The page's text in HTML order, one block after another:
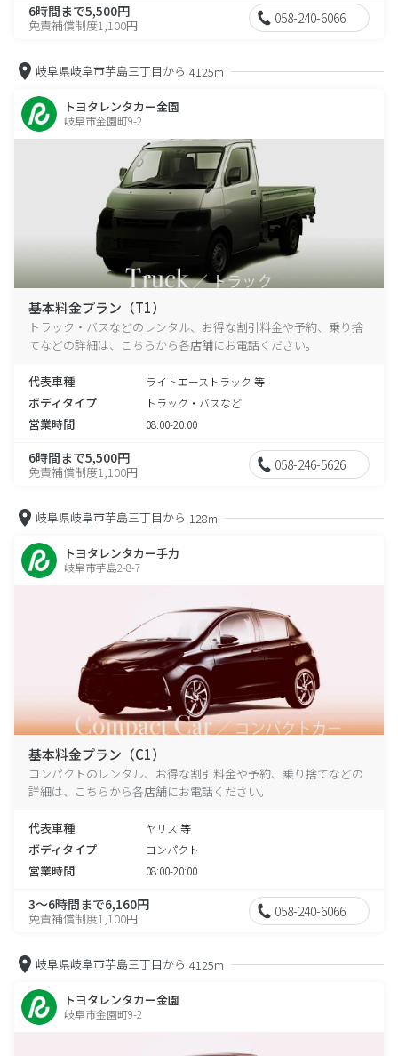
6時間まで5,500円
免責補償制度1,100円 058-240-6066
岐阜県岐阜市芋島三丁目から 4125m
トヨタレンタカー金園
岐阜市金園町9-2
基本料金プラン（T1）
トラック・バスなどのレンタル、お得な割引料金や予約、乗り捨
てなどの詳細は、こちらから各店舗にお電話ください。
代表車種 ライトエーストラック 等
ボディタイプ トラック・バスなど
営業時間 08:00-20:00
6時間まで5,500円
免責補償制度1,100円 058-246-5626
岐阜県岐阜市芋島三丁目から 128m
トヨタレンタカー手力
岐阜市芋島2-8-7
基本料金プラン（C1）
コンパクトのレンタル、お得な割引料金や予約、乗り捨てなどの
詳細は、こちらから各店舗にお電話ください。
代表車種 ヤリス 等
ボディタイプ コンパクト
営業時間 08:00-20:00
3～6時間まで6,160円
免責補償制度1,100円 058-240-6066
岐阜県岐阜市芋島三丁目から 4125m
トヨタレンタカー金園
岐阜市金園町9-2